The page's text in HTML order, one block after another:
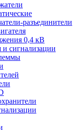
разъединители
0,4 кВ
и сигнализации